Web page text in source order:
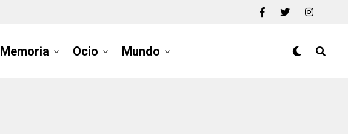
Memoria Ocio Mundo